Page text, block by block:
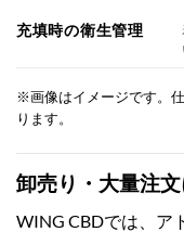
充填時の衛生管理
※画像はイメージです。
ります。
卸売り・大量注
WING CBDでは、ア